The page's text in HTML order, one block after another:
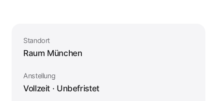
Standort
Raum München
Anstellung
Vollzeit · Unbefristet